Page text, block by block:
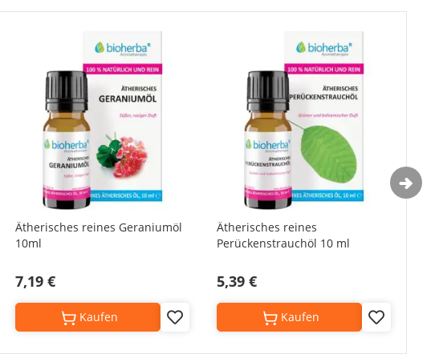
Ätherisches reines Geraniumöl
10ml
7,19 €
Add
Kaufen
Ätherisches reines
Perückenstrauchöl 10 ml
5,39 €
Add
Kaufen